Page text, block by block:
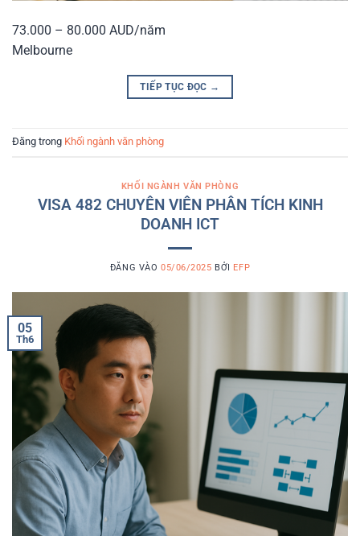
73.000 – 80.000 AUD/năm
Melbourne
TIẾP TỤC ĐỌC →
Đăng trong Khối ngành văn phòng
KHỐI NGÀNH VĂN PHÒNG
VISA 482 CHUYÊN VIÊN PHÂN TÍCH KINH
DOANH ICT
ĐĂNG VÀO 05/06/2025 BỞI EFP
05
Th6